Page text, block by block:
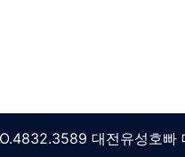
대전유성호빠